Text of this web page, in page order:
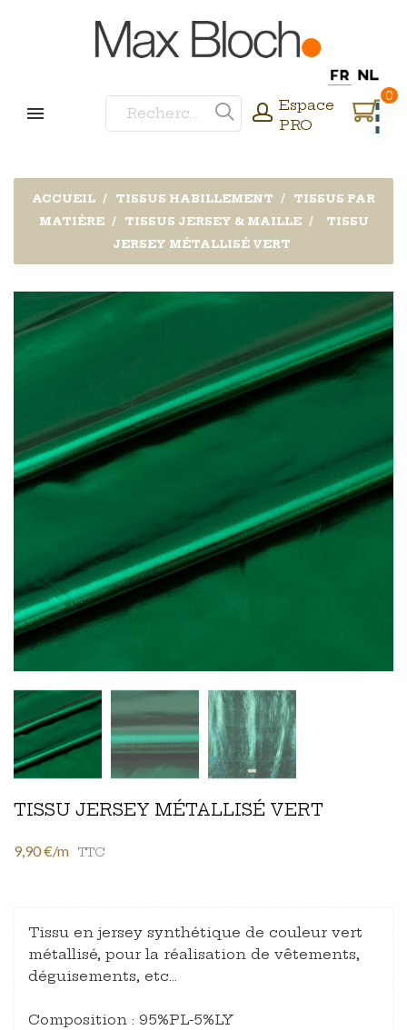
Espace
PRO
0
ACCUEIL TISSUS HABILLEMENT
TISSUS PAR
MATIÈRE
TISSUS JERSEY & MAILLE
TISSU
JERSEY MÉTALLISÉ VERT
TISSU JERSEY MÉTALLISÉ VERT
9,90 €/m TTC
Tissu en jersey synthétique de couleur vert
métallisé, pour la réalisation de vêtements,
déguisements, etc…
Composition : 95%PL-5%LY